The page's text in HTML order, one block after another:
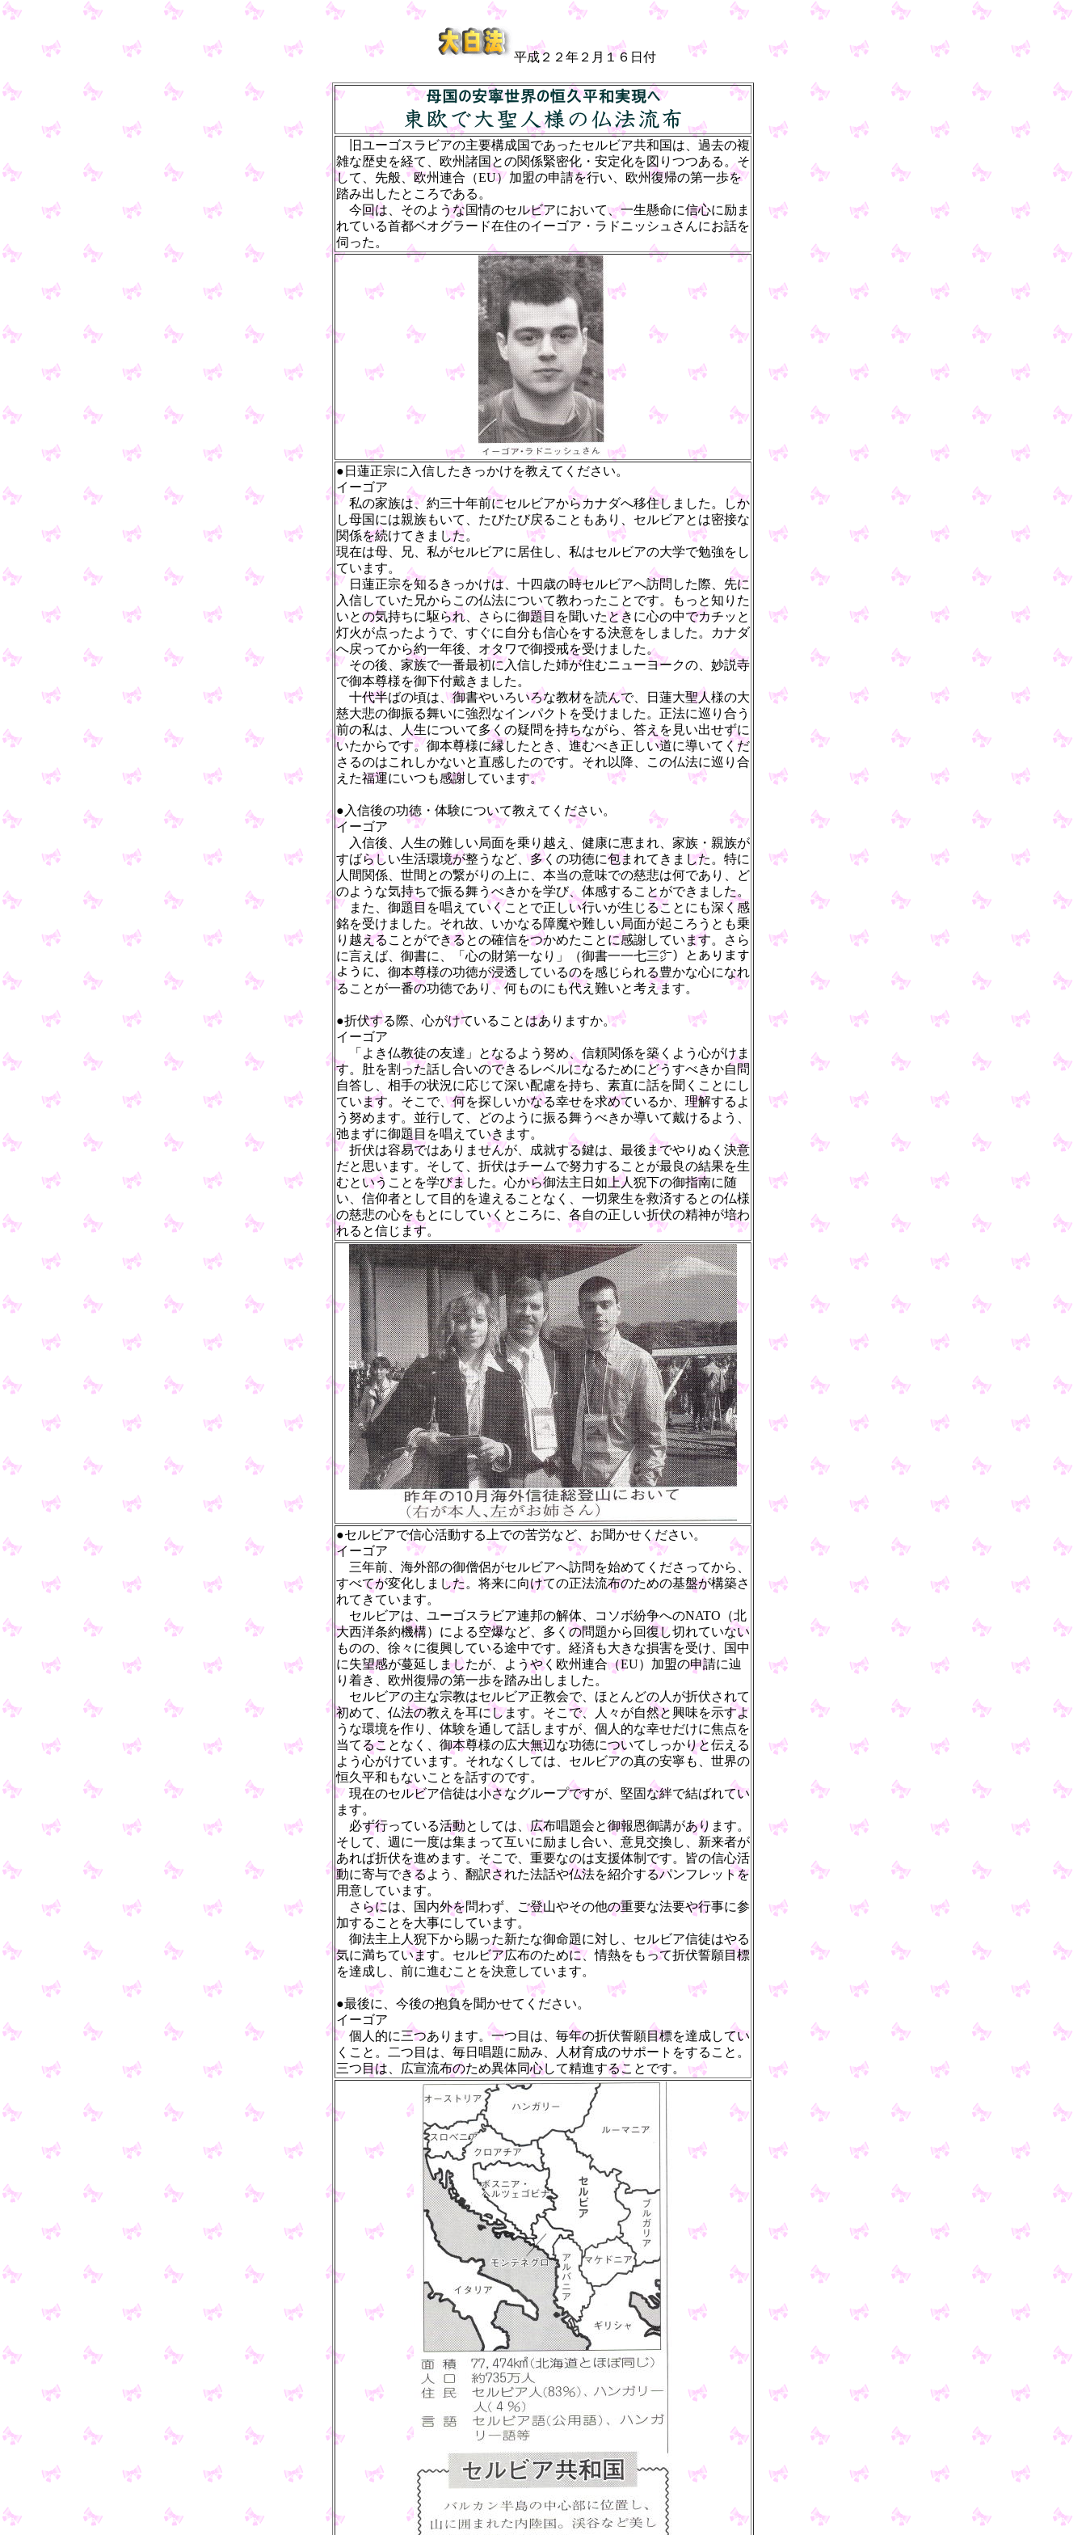
平成２２年２月１６日付
旧ユーゴスラビアの主要構成国であったセルビア共和国は、過去の複
雑な歴史を経て、欧州諸国との関係緊密化・安定化を図りつつある。そ
して、先般、欧州連合（EU）加盟の申請を行い、欧州復帰の第一歩を
踏み出したところである。
今回は、そのような国情のセルビアにおいて、一生懸命に信心に励ま
れている首都ベオグラード在住のイーゴア・ラドニッシュさんにお話を
伺った。
●日蓮正宗に入信したきっかけを教えてください。
イーゴア
私の家族は、約三十年前にセルビアからカナダへ移住しました。しか
し母国には親族もいて、たびたび戻ることもあり、セルビアとは密接な
関係を続けてきました。
現在は母、兄、私がセルビアに居住し、私はセルビアの大学で勉強をし
ています。
日蓮正宗を知るきっかけは、十四歳の時セルビアへ訪問した際、先に
入信していた兄からこの仏法について教わったことです。もっと知りた
いとの気持ちに駆られ、さらに御題目を聞いたときに心の中でカチッと
灯火が点ったようで、すぐに自分も信心をする決意をしました。カナダ
へ戻ってから約一年後、オタワで御授戒を受けました。
その後、家族で一番最初に入信した姉が住むニューヨークの、妙説寺
で御本尊様を御下付戴きました。
十代半ばの頃は、御書やいろいろな教材を読んで、日蓮大聖人様の大
慈大悲の御振る舞いに強烈なインパクトを受けました。正法に巡り合う
前の私は、人生について多くの疑問を持ちながら、答えを見い出せずに
いたからです。御本尊様に縁したとき、進むべき正しい道に導いてくだ
さるのはこれしかないと直感したのです。それ以降、この仏法に巡り合
えた福運にいつも感謝しています。
●入信後の功徳・体験について教えてください。
イーゴア
入信後、人生の難しい局面を乗り越え、健康に恵まれ、家族・親族が
すばらしい生活環境が整うなど、多くの功徳に包まれてきました。特に
人間関係、世間との繋がりの上に、本当の意味での慈悲は何であり、ど
のような気持ちで振る舞うべきかを学び、体感することができました。
また、御題目を唱えていくことで正しい行いが生じることにも深く感
銘を受けました。それ故、いかなる障魔や難しい局面が起ころうとも乗
り越えることができるとの確信をつかめたことに感謝しています。さら
に言えば、御書に、「心の財第一なり」（御書一一七三㌻）とあります
ように、御本尊様の功徳が浸透しているのを感じられる豊かな心になれ
ることが一番の功徳であり、何ものにも代え難いと考えます。
●折伏する際、心がけていることはありますか。
イーゴア
「よき仏教徒の友達」となるよう努め、信頼関係を築くよう心がけま
す。肚を割った話し合いのできるレベルになるためにどうすべきか自問
自答し、相手の状況に応じて深い配慮を持ち、素直に話を聞くことにし
ています。そこで、何を探しいかなる幸せを求めているか、理解するよ
う努めます。並行して、どのように振る舞うべきか導いて戴けるよう、
弛まずに御題目を唱えていきます。
折伏は容易ではありませんが、成就する鍵は、最後までやりぬく決意
だと思います。そして、折伏はチームで努力することが最良の結果を生
むということを学びました。心から御法主日如上人猊下の御指南に随
い、信仰者として目的を違えることなく、一切衆生を救済するとの仏様
の慈悲の心をもとにしていくところに、各自の正しい折伏の精神が培わ
れると信じます。
●セルビアで信心活動する上での苦労など、お聞かせください。
イーゴア
三年前、海外部の御僧侶がセルビアへ訪問を始めてくださってから、
すべてが変化しました。将来に向けての正法流布のための基盤が構築さ
れてきています。
セルビアは、ユーゴスラビア連邦の解体、コソボ紛争へのNATO（北
大西洋条約機構）による空爆など、多くの問題から回復し切れていない
ものの、徐々に復興している途中です。経済も大きな損害を受け、国中
に失望感が蔓延しましたが、ようやく欧州連合（EU）加盟の申請に辿
り着き、欧州復帰の第一歩を踏み出しました。
セルビアの主な宗教はセルビア正教会で、ほとんどの人が折伏されて
初めて、仏法の教えを耳にします。そこで、人々が自然と興味を示すよ
うな環境を作り、体験を通して話しますが、個人的な幸せだけに焦点を
当てることなく、御本尊様の広大無辺な功徳についてしっかりと伝える
よう心がけています。それなくしては、セルビアの真の安寧も、世界の
恒久平和もないことを話すのです。
現在のセルビア信徒は小さなグループですが、堅固な絆で結ばれてい
ます。
必ず行っている活動としては、広布唱題会と御報恩御講があります。
そして、週に一度は集まって互いに励まし合い、意見交換し、新来者が
あれば折伏を進めます。そこで、重要なのは支援体制です。皆の信心活
動に寄与できるよう、翻訳された法話や仏法を紹介するパンフレットを
用意しています。
さらには、国内外を問わず、ご登山やその他の重要な法要や行事に参
加することを大事にしています。
御法主上人猊下から賜った新たな御命題に対し、セルビア信徒はやる
気に満ちています。セルビア広布のために、情熱をもって折伏誓願目標
を達成し、前に進むことを決意しています。
●最後に、今後の抱負を聞かせてください。
イーゴア
個人的に三つあります。一つ目は、毎年の折伏誓願目標を達成してい
くこと。二つ目は、毎日唱題に励み、人材育成のサポートをすること。
三つ目は、広宣流布のため異体同心して精進することです。